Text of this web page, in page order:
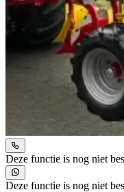
Deze functie is nog niet
Deze functie is nog niet